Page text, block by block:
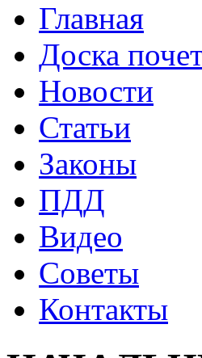
Главная
Доска
Новости
Статьи
Законы
ПДД
Видео
Советы
Контакты